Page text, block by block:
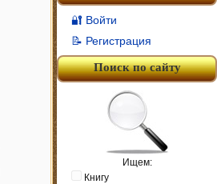
🔐 Войти
📝 Регистрация
Поиск по сайту
Ищем:
Книгу